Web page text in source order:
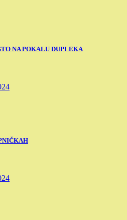
NA POKALU DUPLEKA